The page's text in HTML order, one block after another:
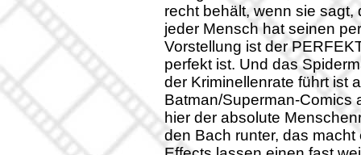
recht behält, wenn sie
jeder Mensch hat seinen
Vorstellung ist der
perfekt ist. Und das
der Kriminellenrate führt ist
Batman/Superman-Comics
hier der absolute
den Bach runter, das